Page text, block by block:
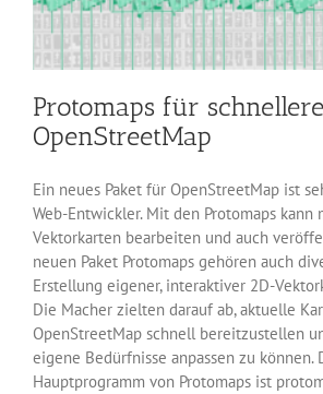
Protomaps für
OpenStreetMap
Ein neues Paket für OpenStreetMap ist
Web-Entwickler. Mit den Protomaps kann
Vektorkarten bearbeiten und auch
neuen Paket Protomaps gehören auch
Erstellung eigener, interaktiver 2D-
Die Macher zielten darauf ab, aktuelle
OpenStreetMap schnell bereitzustellen
eigene Bedürfnisse anpassen zu können.
Hauptprogramm von Protomaps ist